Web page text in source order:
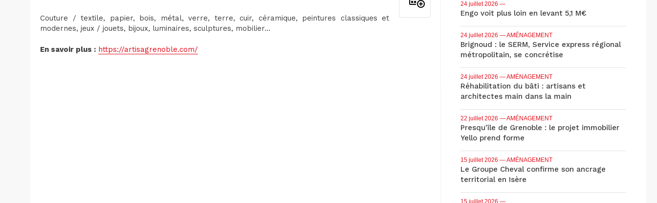
Couture / textile, papier, bois, métal, verre, terre, cuir, céramique, peintures classiques et
modernes, jeux / jouets, bijoux, luminaires, sculptures, mobilier…
En savoir plus : https://artisagrenoble.com/
24 juillet 2026 —
Engo voit plus loin en levant 5,1 M€
24 juillet 2026 — AMÉNAGEMENT
Brignoud : le SERM, Service express régional
métropolitain, se concrétise
24 juillet 2026 — AMÉNAGEMENT
Réhabilitation du bâti : artisans et
architectes main dans la main
22 juillet 2026 — AMÉNAGEMENT
Presqu'île de Grenoble : le projet immobilier
Yello prend forme
15 juillet 2026 — AMÉNAGEMENT
Le Groupe Cheval confirme son ancrage
territorial en Isère
15 juillet 2026 —